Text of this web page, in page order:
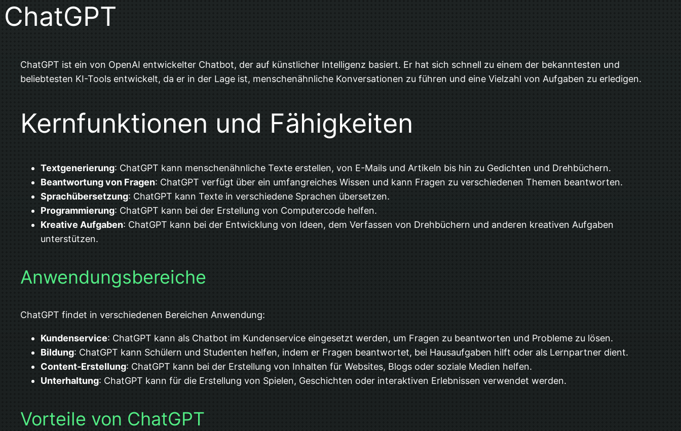
ChatGPT
ChatGPT ist ein von OpenAI entwickelter Chatbot, der auf künstlicher Intelligenz basiert. Er hat sich schnell zu einem der bekanntesten und
beliebtesten KI-Tools entwickelt, da er in der Lage ist, menschenähnliche Konversationen zu führen und eine Vielzahl von Aufgaben zu erledigen.
Kernfunktionen und Fähigkeiten
Textgenerierung: ChatGPT kann menschenähnliche Texte erstellen, von E-Mails und Artikeln bis hin zu Gedichten und Drehbüchern.
Beantwortung von Fragen: ChatGPT verfügt über ein umfangreiches Wissen und kann Fragen zu verschiedenen Themen beantworten.
Sprachübersetzung: ChatGPT kann Texte in verschiedene Sprachen übersetzen.
Programmierung: ChatGPT kann bei der Erstellung von Computercode helfen.
Kreative Aufgaben: ChatGPT kann bei der Entwicklung von Ideen, dem Verfassen von Drehbüchern und anderen kreativen Aufgaben
unterstützen.
Anwendungsbereiche
ChatGPT findet in verschiedenen Bereichen Anwendung:
Kundenservice: ChatGPT kann als Chatbot im Kundenservice eingesetzt werden, um Fragen zu beantworten und Probleme zu lösen.
Bildung: ChatGPT kann Schülern und Studenten helfen, indem er Fragen beantwortet, bei Hausaufgaben hilft oder als Lernpartner dient.
Content-Erstellung: ChatGPT kann bei der Erstellung von Inhalten für Websites, Blogs oder soziale Medien helfen.
Unterhaltung: ChatGPT kann für die Erstellung von Spielen, Geschichten oder interaktiven Erlebnissen verwendet werden.
Vorteile von ChatGPT